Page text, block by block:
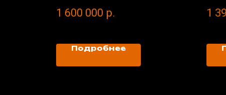
Пробег: 77 000 км
1 600 000 р.
Подробнее
1